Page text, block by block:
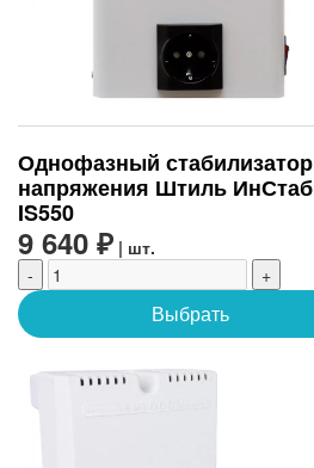
Однофазный стабилизатор
напряжения Штиль ИнСтаб
IS550
9 640 ₽ | шт.
-
+
Выбрать